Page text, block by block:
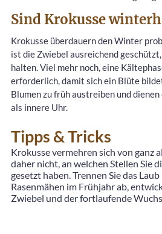
Sind Krokusse
Krokusse überdauern den Winter
ist die Zwiebel ausreichend
halten. Viel mehr noch, eine
erforderlich, damit sich ein Blüte
Blumen zu früh austreiben und
als innere Uhr.
Tipps & Tricks
Krokusse vermehren sich von ganz
daher nicht, an welchen Stellen Sie
gesetzt haben. Trennen Sie das
Rasenmähen im Frühjahr ab,
Zwiebel und der fortlaufende